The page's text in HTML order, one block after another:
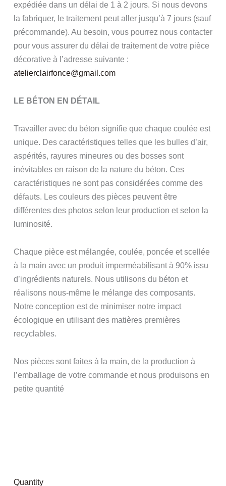
expédiée dans un délai de 1 à 2 jours. Si nous devons
la fabriquer, le traitement peut aller jusqu’à 7 jours (sauf
précommande). Au besoin, vous pourrez nous contacter
pour vous assurer du délai de traitement de votre pièce
décorative à l’adresse suivante :
atelierclairfonce@gmail.com
LE BÉTON EN DÉTAIL
Travailler avec du béton signifie que chaque coulée est
unique. Des caractéristiques telles que les bulles d’air,
aspérités, rayures mineures ou des bosses sont
inévitables en raison de la nature du béton. Ces
caractéristiques ne sont pas considérées comme des
défauts. Les couleurs des pièces peuvent être
différentes des photos selon leur production et selon la
luminosité.
Chaque pièce est mélangée, coulée, poncée et scellée
à la main avec un produit imperméabilisant à 90% issu
d’ingrédients naturels. Nous utilisons du béton et
réalisons nous-même le mélange des composants.
Notre conception est de minimiser notre impact
écologique en utilisant des matières premières
recyclables.
Nos pièces sont faites à la main, de la production à
l’emballage de votre commande et nous produisons en
petite quantité
Quantity